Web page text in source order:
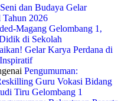
dan Budaya Gelar
Tahun 2026
Magang Gelombang 1,
di Sekolah
Gelar Karya Perdana di
Pengumuman:
Guru Vokasi Bidang
Tiru Gelombang 1